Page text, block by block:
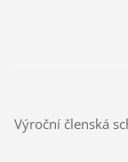
Výroční členská